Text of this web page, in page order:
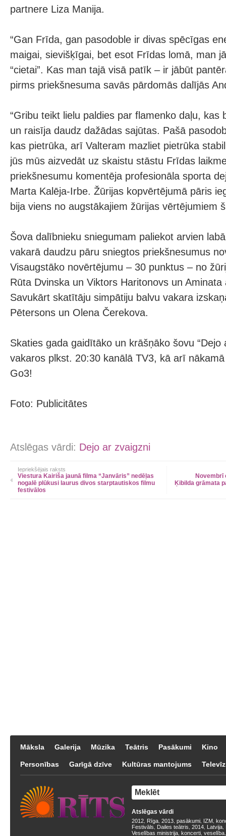
partnere Liza Manija.
“Gan Frīda, gan pasodoble ir divas spēcīgas
maigai, sievišķīgai, bet esot Frīdas lomā, man
“cietai”. Kas man tajā visā patīk – ir jābūt
pirms priekšnesuma savās pārdomās dalījās
“Gribu teikt lielu paldies par flamenko daļu, kas
un raisīja daudz dažādas sajūtas. Pašā
kas pietrūka, arī Valteram mazliet pietrūka
jūs mūs aizvedāt uz skaistu stāstu Frīdas
priekšnesumu komentēja profesionāla sporta
Marta Kalēja-Irbe. Žūrijas kopvērtējumā pāris
bija viens no augstākajiem žūrijas vērtējumiem
Šova dalībnieku sniegumam paliekot arvien
vakarā daudzu pāru sniegtos priekšnesumus
Visaugstāko novērtējumu – 30 punktus – no
Rūta Dvinska un Viktors Haritonovs un
Savukārt skatītāju simpātiju balvu vakara
Pētersons un Olena Čerekova.
Skaties gada gaidītāko un krāšņāko šovu “Dejo
vakaros plkst. 20:30 kanālā TV3, kā arī
Go3!
Foto: Publicitātes
Atslēgas vārdi: Dejo ar zvaigzni
Iepriekšējais raksts
Viestura Kairiša jaunā filma “Janvāris” nedēļas
nogalē plūkusi laurus divos starptautiskos filmu
festivālos
Novembrī
Ķibilda grāmata
Māksla Galerija Mūzika Teātris Pasākumi Kino
Personības Garīgā dzīve Kultūras mantojums
Atslēgas vārdi
2012 Rīga 2013 pasākumi IZM
Festivāls
Dailes teātris 2014 Latvija
Veselības ministrija koncerti veselība